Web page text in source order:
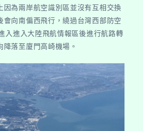
因為兩岸航空識別區並沒有互相交換
會向南偏西飛行，繞過台灣西部防空
入進入大陸飛航情報區後進行航路轉
落至廈門高崎機場。